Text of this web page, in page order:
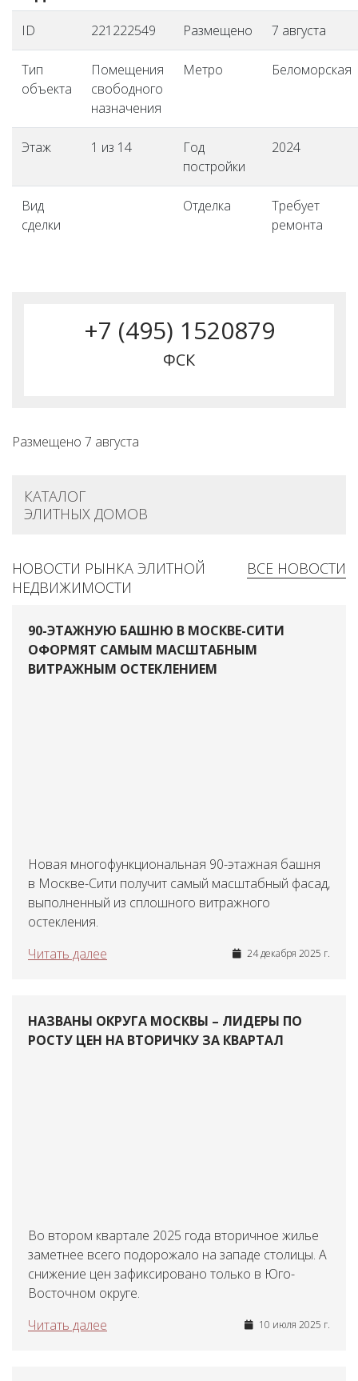
ID 221222549 Размещено 7 августа
Тип
объекта
Помещения
свободного
назначения
Метро Беломорская
Этаж 1 из 14
Год
постройки
2024
Вид
сделки
Отделка
Требует
ремонта
+7 (495) 1520879
ФСК
Размещено 7 августа
КАТАЛОГ
ЭЛИТНЫХ ДОМОВ
ВСЕ НОВОСТИ
НОВОСТИ РЫНКА ЭЛИТНОЙ
НЕДВИЖИМОСТИ
90-ЭТАЖНУЮ БАШНЮ В МОСКВЕ-СИТИ
ОФОРМЯТ САМЫМ МАСШТАБНЫМ
ВИТРАЖНЫМ ОСТЕКЛЕНИЕМ
Новая многофункциональная 90-этажная башня
в Москве-Сити получит самый масштабный фасад,
выполненный из сплошного витражного
остекления.
Читать далее
24 декабря 2025 г.
НАЗВАНЫ ОКРУГА МОСКВЫ – ЛИДЕРЫ ПО
РОСТУ ЦЕН НА ВТОРИЧКУ ЗА КВАРТАЛ
Во втором квартале 2025 года вторичное жилье
заметнее всего подорожало на западе столицы. А
снижение цен зафиксировано только в Юго-
Восточном округе.
Читать далее
10 июля 2025 г.